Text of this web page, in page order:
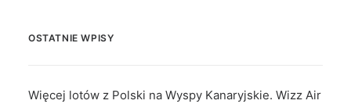
OSTATNIE WPISY
Więcej lotów z Polski na Wyspy Kanaryjskie. Wizz Air